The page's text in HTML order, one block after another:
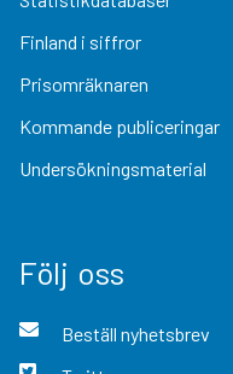
Finland i siffror
Prisomräknaren
Kommande publiceringar
Undersökningsmaterial
Följ oss
Beställ nyhetsbrev